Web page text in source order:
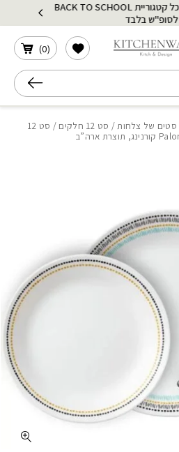
עד 30% הנחה על כל קטגוריית BACK TO SCHOOL
לסופ"ש בלבד
(
0
)
הרשימה שלי
סטים של צלחות/ סט 12 חלקים
/ סט 12